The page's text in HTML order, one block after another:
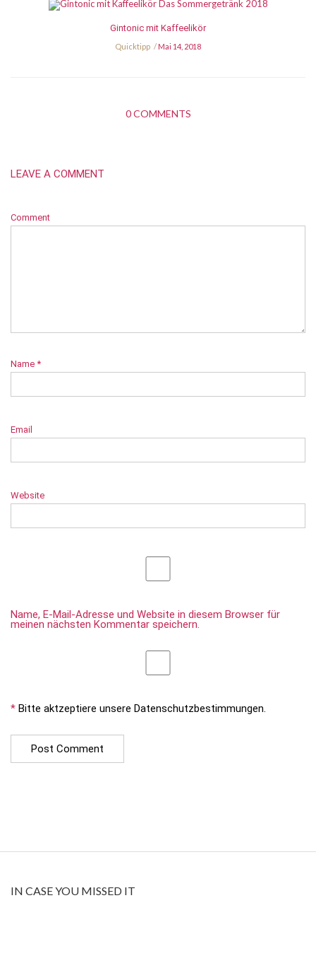
Gintonic mit Kaffeelikör
Quicktipp Mai 14, 2018
0 COMMENTS
LEAVE A COMMENT
Comment
Name *
Email
Website
Name, E-Mail-Adresse und Website in diesem Browser für
meinen nächsten Kommentar speichern.
* Bitte aktzeptiere unsere Datenschutzbestimmungen.
IN CASE YOU MISSED IT